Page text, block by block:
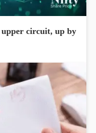
circuit, up by